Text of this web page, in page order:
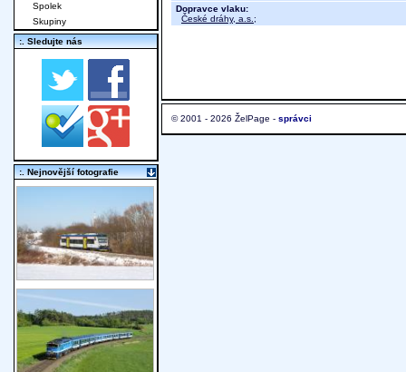
Dopravce vlaku:
České dráhy, a.s. ;
© 2001 - 2026 ŽelPage - správci
Spolek
Skupiny
:. Sledujte nás
:. Nejnovější fotografie